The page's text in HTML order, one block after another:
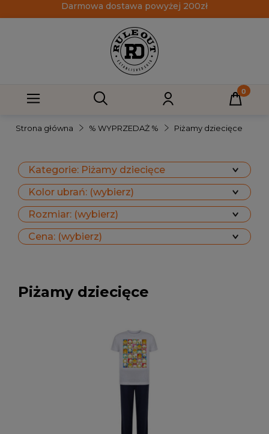
Darmowa dostawa powyżej 200zł
Strona główna % WYPRZEDAŻ % Piżamy dziecięce
Kategorie: Piżamy dziecięce
Kolor ubrań: (wybierz)
Rozmiar: (wybierz)
Cena: (wybierz)
Piżamy dziecięce